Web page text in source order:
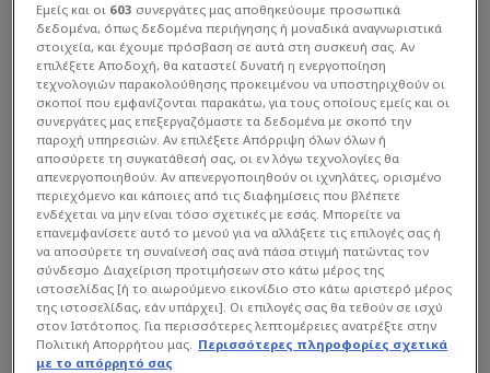
Super League| 14/07 - 12:08
Έσκασε η... βόμβα! Επιστρέφει στον
Αστέρα ο Κουρμπέλης
Ο Έλληνας μέσος μετά από 10 χρόνια...
Εμείς και οι 603 συνεργάτες μας αποθηκεύουμε προσωπικά
δεδομένα, όπως δεδομένα περιήγησης ή μοναδικά αναγνωριστικά
στοιχεία, και έχουμε πρόσβαση σε αυτά στη συσκευή σας. Αν
επιλέξετε Αποδοχή, θα καταστεί δυνατή η ενεργοποίηση
τεχνολογιών παρακολούθησης προκειμένου να υποστηριχθούν οι
σκοποί που εμφανίζονται παρακάτω, για τους οποίους εμείς και οι
συνεργάτες μας επεξεργαζόμαστε τα δεδομένα με σκοπό την
παροχή υπηρεσιών. Αν επιλέξετε Απόρριψη όλων όλων ή
αποσύρετε τη συγκατάθεσή σας, οι εν λόγω τεχνολογίες θα
απενεργοποιηθούν. Αν απενεργοποιηθούν οι ιχνηλάτες, ορισμένο
περιεχόμενο και κάποιες από τις διαφημίσεις που βλέπετε
ενδέχεται να μην είναι τόσο σχετικές με εσάς. Μπορείτε να
επανεμφανίσετε αυτό το μενού για να αλλάξετε τις επιλογές σας ή
να αποσύρετε τη συναίνεσή σας ανά πάσα στιγμή πατώντας τον
σύνδεσμο Διαχείριση προτιμήσεων στο κάτω μέρος της
ιστοσελίδας [ή το αιωρούμενο εικονίδιο στο κάτω αριστερό μέρος
της ιστοσελίδας, εάν υπάρχει]. Οι επιλογές σας θα τεθούν σε ισχύ
στον Ιστότοπος. Για περισσότερες λεπτομέρειες ανατρέξτε στην
Πολιτική Απορρήτου μας. Περισσότερες πληροφορίες σχετικά
με το απόρρητό σας